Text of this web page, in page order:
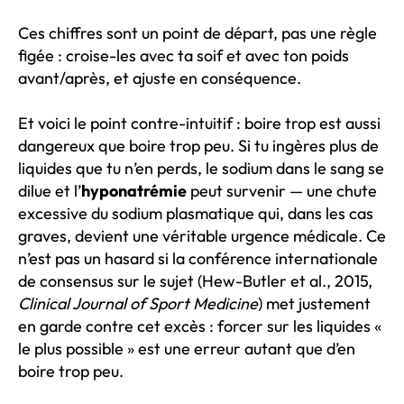
Ces chiffres sont un point de départ, pas une règle
figée : croise-les avec ta soif et avec ton poids
avant/après, et ajuste en conséquence.
Et voici le point contre-intuitif : boire trop est aussi
dangereux que boire trop peu. Si tu ingères plus de
liquides que tu n’en perds, le sodium dans le sang se
dilue et l’hyponatrémie peut survenir — une chute
excessive du sodium plasmatique qui, dans les cas
graves, devient une véritable urgence médicale. Ce
n’est pas un hasard si la conférence internationale
de consensus sur le sujet (Hew-Butler et al., 2015,
Clinical Journal of Sport Medicine) met justement
en garde contre cet excès : forcer sur les liquides «
le plus possible » est une erreur autant que d’en
boire trop peu.